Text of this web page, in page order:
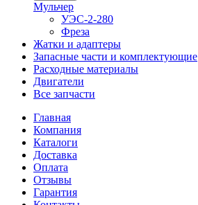
Мульчер
УЭС-2-280
Фреза
Жатки и адаптеры
Запасные части и комплектующие
Расходные материалы
Двигатели
Все запчасти
Главная
Компания
Каталоги
Доставка
Оплата
Отзывы
Гарантия